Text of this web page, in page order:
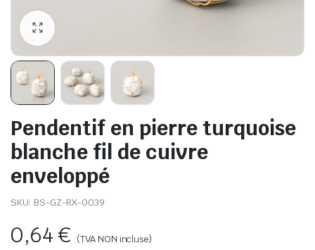
Pendentif en pierre turquoise
blanche fil de cuivre
enveloppé
SKU: BS-GZ-RX-0039
0,64€ (TVA NON incluse)